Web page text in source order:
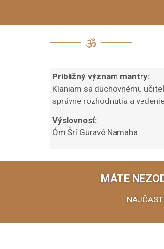
Približný význam mantry:
Klaniam sa duchovnému
správne rozhodnutia a
Výslovnosť:
Óm Šrí Guravé Namaha
MÁTE